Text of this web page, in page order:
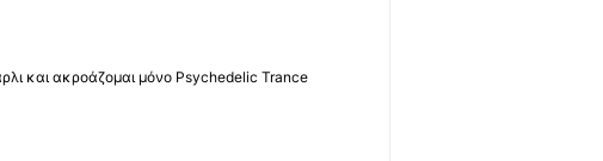
και ακροάζομαι μόνο Psychedelic Trance